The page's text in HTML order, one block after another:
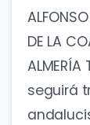
DE LA
seguirá